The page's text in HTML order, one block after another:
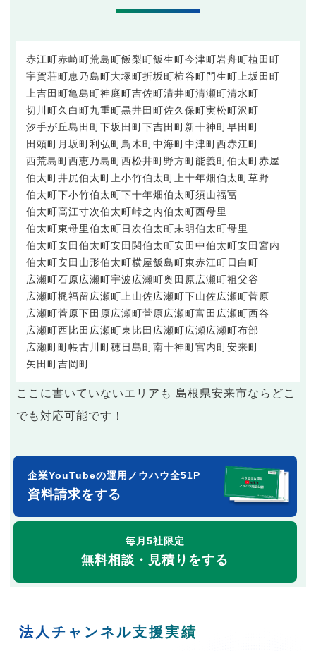
赤江町赤崎町荒島町飯梨町飯生町今津町岩舟町植田町
宇賀荘町恵乃島町大塚町折坂町柿谷町門生町 上坂田町
上吉田町亀島町神庭町吉佐町清井町清瀬町清水町
切川町久白町九重町黒井田町佐久保町実松町沢町
汐手が丘島田町下坂田町下吉田町新十神町早田町
田頼町 月坂町利弘町鳥木町中海町中津町西赤江町
西荒島町西恵乃島町西松井町野方町能義町伯太町赤屋
伯太町井尻伯太町上小竹伯太町上十年畑伯太町草野
伯太町下小竹伯太町下十年畑伯太町須山福冨
伯太町高江寸次伯太町峠之内伯太町西母里
伯太町東母里伯太町日次伯太町未明伯太町母里
伯太町安田伯太町安田関伯太町安田中伯太町安田宮内
伯太町安田山形伯太町横屋飯島町東赤江町日白町
広瀬町石原広瀬町宇波広瀬町奥田原広瀬町祖父谷
広瀬町梶福留広瀬町上山佐広瀬町下山佐広瀬町菅原
広瀬町菅原下田原広瀬町菅原広瀬町富田 広瀬町西谷
広瀬町西比田 広瀬町東比田 広瀬町広瀬広瀬町布部
広瀬町町帳古川町穂日島町南十神町宮内町安来町
矢田町吉岡町
ここに書いていないエリアも 島根県安来市ならどこ
でも対応可能です！
企業YouTubeの運用ノウハウ全51P
資料請求をする
毎月5社限定
無料相談・見積りをする
法人チャンネル支援実績